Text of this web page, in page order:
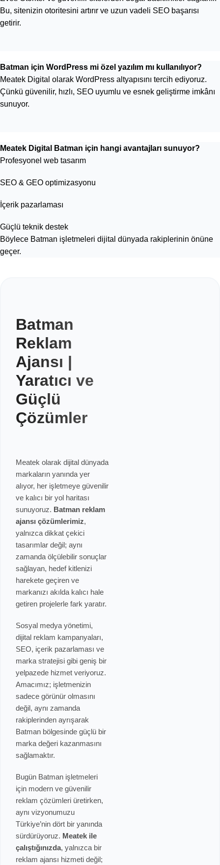
Bu, sitenizin otoritesini artırır ve uzun vadeli SEO başarısı
getirir.
Batman için WordPress mi özel yazılım mı kullanılıyor?
Meatek Digital olarak WordPress altyapısını tercih ediyoruz.
Çünkü güvenilir, hızlı, SEO uyumlu ve esnek geliştirme imkânı
sunuyor.
Meatek Digital Batman için hangi avantajları sunuyor?
Profesyonel web tasarım
SEO & GEO optimizasyonu
İçerik pazarlaması
Güçlü teknik destek
Böylece Batman işletmeleri dijital dünyada rakiplerinin önüne
geçer.
Batman
Reklam
Ajansı |
Yaratıcı ve
Güçlü
Çözümler
Meatek olarak dijital dünyada
markaların yanında yer
alıyor, her işletmeye güvenilir
ve kalıcı bir yol haritası
sunuyoruz. Batman reklam
ajansı çözümlerimiz,
yalnızca dikkat çekici
tasarımlar değil; aynı
zamanda ölçülebilir sonuçlar
sağlayan, hedef kitlenizi
harekete geçiren ve
markanızı akılda kalıcı hale
getiren projelerle fark yaratır.
Sosyal medya yönetimi,
dijital reklam kampanyaları,
SEO, içerik pazarlaması ve
marka stratejisi gibi geniş bir
yelpazede hizmet veriyoruz.
Amacımız; işletmenizin
sadece görünür olmasını
değil, aynı zamanda
rakiplerinden ayrışarak
Batman bölgesinde güçlü bir
marka değeri kazanmasını
sağlamaktır.
Bugün Batman işletmeleri
için modern ve güvenilir
reklam çözümleri üretirken,
aynı vizyonumuzu
Türkiye’nin dört bir yanında
sürdürüyoruz. Meatek ile
çalıştığınızda, yalnızca bir
reklam ajansı hizmeti değil;